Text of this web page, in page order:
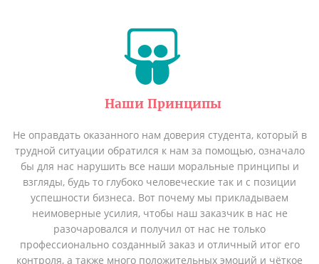
Наши Принципы
Не оправдать оказанного нам доверия студента, который в
трудной ситуации обратился к нам за помощью, означало
бы для нас нарушить все наши моральные принципы и
взгляды, будь то глубоко человеческие так и с позиции
успешности бизнеса. Вот почему мы прикладываем
неимоверные усилия, чтобы наш заказчик в нас не
разочаровался и получил от наc не только
профессионально созданный заказ и отличный итог его
контроля, а также много положительных эмоций и чёткое